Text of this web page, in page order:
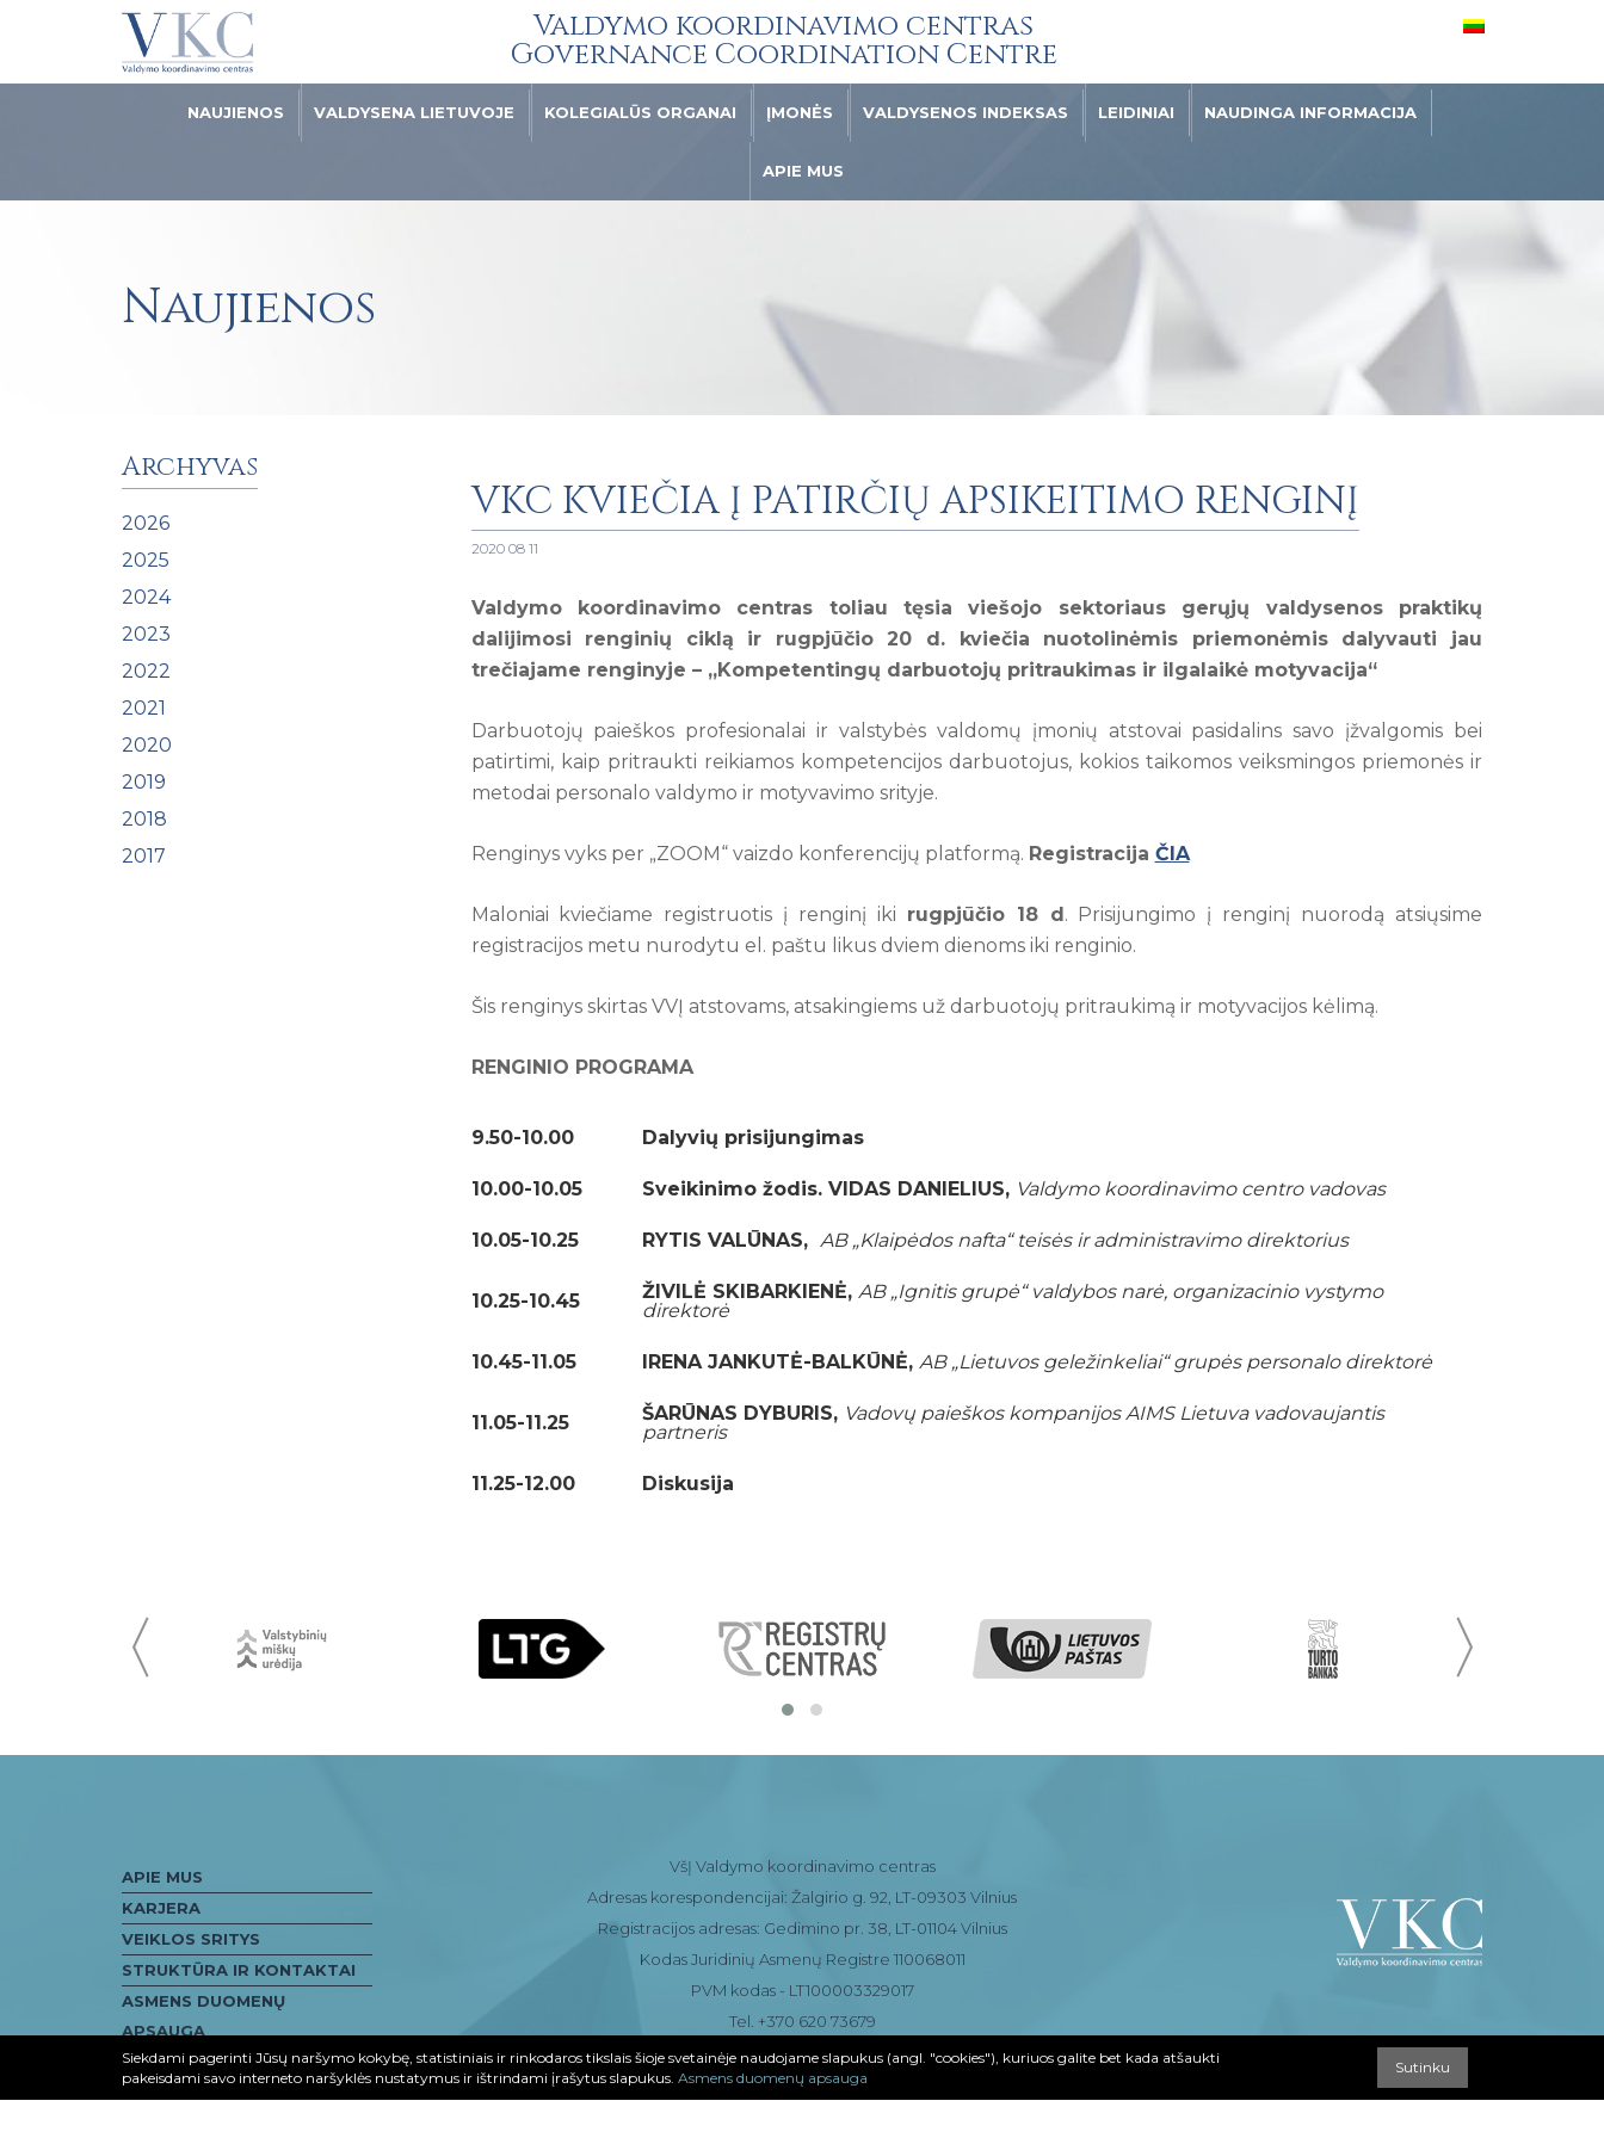
Valdymo koordinavimo centras
Governance Coordination Centre
NAUJIENOS VALDYSENA LIETUVOJE KOLEGIALŪS ORGANAI ĮMONĖS VALDYSENOS INDEKSAS LEIDINIAI NAUDINGA INFORMACIJA
APIE MUS
Naujienos
Archyvas
2026
2025
2024
2023
2022
2021
2020
2019
2018
2017
VKC KVIEČIA Į PATIRČIŲ APSIKEITIMO RENGINĮ
2020 08 11
Valdymo koordinavimo centras toliau tęsia viešojo sektoriaus gerųjų valdysenos praktikų
dalijimosi renginių ciklą ir rugpjūčio 20 d. kviečia nuotolinėmis priemonėmis dalyvauti jau
trečiajame renginyje – „Kompetentingų darbuotojų pritraukimas ir ilgalaikė motyvacija“
Darbuotojų paieškos profesionalai ir valstybės valdomų įmonių atstovai pasidalins savo įžvalgomis bei
patirtimi, kaip pritraukti reikiamos kompetencijos darbuotojus, kokios taikomos veiksmingos priemonės ir
metodai personalo valdymo ir motyvavimo srityje.
Renginys vyks per „ZOOM“ vaizdo konferencijų platformą. Registracija ČIA
Maloniai kviečiame registruotis į renginį iki rugpjūčio 18 d. Prisijungimo į renginį nuorodą atsiųsime
registracijos metu nurodytu el. paštu likus dviem dienoms iki renginio.
Šis renginys skirtas VVĮ atstovams, atsakingiems už darbuotojų pritraukimą ir motyvacijos kėlimą.
RENGINIO PROGRAMA
9.50-10.00 Dalyvių prisijungimas
10.00-10.05 Sveikinimo žodis. VIDAS DANIELIUS, Valdymo koordinavimo centro vadovas
10.05-10.25 RYTIS VALŪNAS, AB „Klaipėdos nafta“ teisės ir administravimo direktorius
10.25-10.45 ŽIVILĖ SKIBARKIENĖ, AB „Ignitis grupė“ valdybos narė, organizacinio vystymo
direktorė
10.45-11.05 IRENA JANKUTĖ-BALKŪNĖ, AB „Lietuvos geležinkeliai“ grupės personalo direktorė
11.05-11.25 ŠARŪNAS DYBURIS, Vadovų paieškos kompanijos AIMS Lietuva vadovaujantis
partneris
11.25-12.00 Diskusija
〈 〉
APIE MUS
KARJERA
VEIKLOS SRITYS
STRUKTŪRA IR KONTAKTAI
ASMENS DUOMENŲ
APSAUGA
D.U.K
VšĮ Valdymo koordinavimo centras
Adresas korespondencijai: Žalgirio g. 92, LT-09303 Vilnius
Registracijos adresas: Gedimino pr. 38, LT-01104 Vilnius
Kodas Juridinių Asmenų Registre 110068011
PVM kodas - LT100003329017
Tel. +370 620 73679
info@governance.lt
Siekdami pagerinti Jūsų naršymo kokybę, statistiniais ir rinkodaros tikslais šioje svetainėje naudojame slapukus (angl. "cookies"), kuriuos galite bet kada atšaukti
pakeisdami savo interneto naršyklės nustatymus ir ištrindami įrašytus slapukus. Asmens duomenų apsauga
Sutinku